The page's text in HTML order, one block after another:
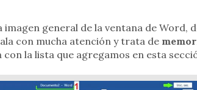
general de la ventana de Word,
con mucha atención y trata de
la lista que agregamos en esta